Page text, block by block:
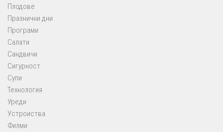
Плодове
Празнични дни
Програми
Салати
Сандвичи
Сигурност
Супи
Технология
Уреди
Устроиства
Филми